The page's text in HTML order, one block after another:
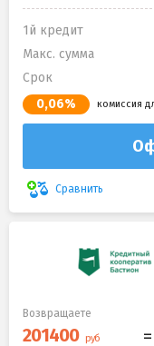
1й кредит
Макс. сумма
Срок
0,06% комиссия
Сравнить
Возвращаете